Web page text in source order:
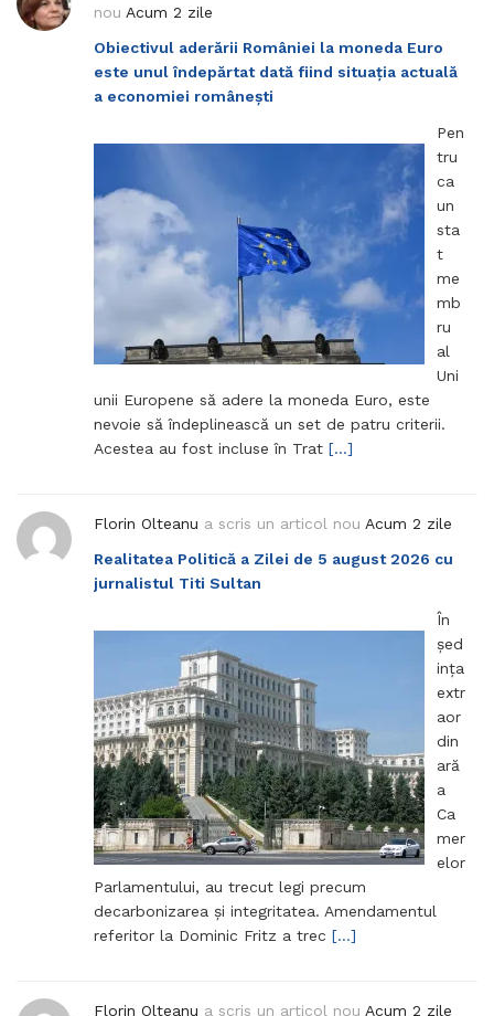
nou Acum 2 zile
Obiectivul aderării României la moneda Euro
este unul îndepărtat dată fiind situația actuală
a economiei românești
Pen
tru
ca
un
sta
t
me
mb
ru
al
Uni
unii Europene să adere la moneda Euro, este
nevoie să îndeplinească un set de patru criterii.
Acestea au fost incluse în Trat […]
Florin Olteanu a scris un articol nou Acum 2 zile
Realitatea Politică a Zilei de 5 august 2026 cu
jurnalistul Titi Sultan
În
șed
ința
extr
aor
din
ară
a
Ca
mer
elor
Parlamentului, au trecut legi precum
decarbonizarea și integritatea. Amendamentul
referitor la Dominic Fritz a trec […]
Florin Olteanu a scris un articol nou Acum 2 zile